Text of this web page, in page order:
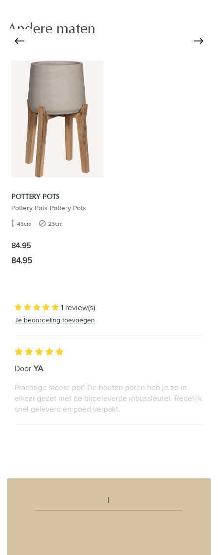
Andere maten
POTTERY POTS
Pottery Pots Pottery Pots
43cm 23cm
84.95
84.95
1 review(s)
Je beoordeling toevoegen
Door YA
Prachtige stoere pot! De houten poten heb je zo in
elkaar gezet met de bijgeleverde inbussleutel. Redelijk
snel geleverd en goed verpakt.